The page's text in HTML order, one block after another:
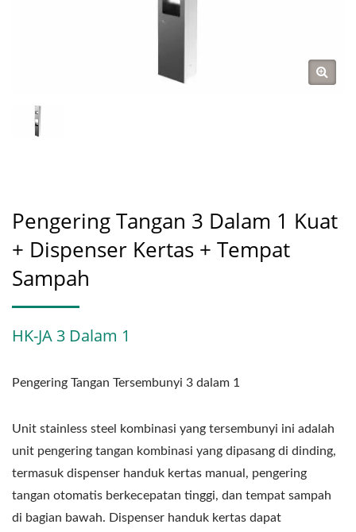
Pengering Tangan 3 Dalam 1 Kuat
+ Dispenser Kertas + Tempat
Sampah
HK-JA 3 Dalam 1
Pengering Tangan Tersembunyi 3 dalam 1
Unit stainless steel kombinasi yang tersembunyi ini adalah
unit pengering tangan kombinasi yang dipasang di dinding,
termasuk dispenser handuk kertas manual, pengering
tangan otomatis berkecepatan tinggi, dan tempat sampah
di bagian bawah. Dispenser handuk kertas dapat